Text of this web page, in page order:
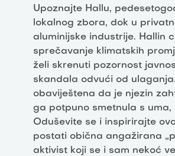
Upoznajte Hallu,
lokalnog zbora, dok u
aluminijske industrije. Hallin
sprečavanje klimatskih
želi skrenuti pozornost
skandala odvući od
obaviještena da je njezin
ga potpuno smetnula s
Oduševite se i inspirirajte
postati obična angažirana
aktivist koji se i sam nekoć